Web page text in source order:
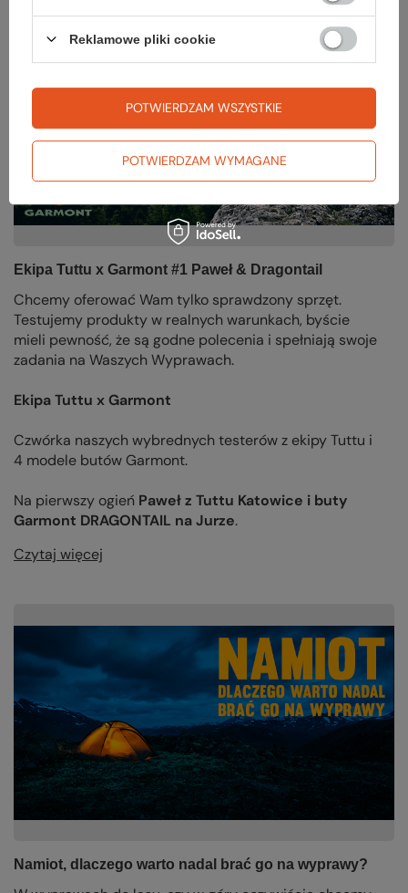
Ekipa Tuttu x Garmont #1 Paweł & Dragontail
Chcemy oferować Wam tylko sprawdzony sprzęt.
Testujemy produkty w realnych warunkach, byście
mieli pewność, że są godne polecenia i spełniają swoje
zadania na Waszych Wyprawach.
Ekipa Tuttu x Garmont
Czwórka naszych wybrednych testerów z ekipy Tuttu i
4 modele butów Garmont.
Na pierwszy ogień Paweł z Tuttu Katowice i buty
Garmont DRAGONTAIL na Jurze.
Czytaj więcej
Namiot, dlaczego warto nadal brać go na wyprawy?
Reklamowe pliki cookie
POTWIERDZAM WYMAGANE
POTWIERDZAM WSZYSTKIE